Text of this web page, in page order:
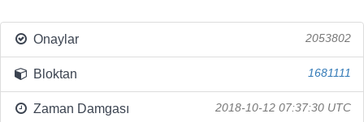
Onaylar 2053802
Bloktan 1681111
Zaman Damgası 2018-10-12 07:37:30 UTC